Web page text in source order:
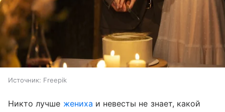
Источник: Freepik
Никто лучше жениха и невесты не знает, какой